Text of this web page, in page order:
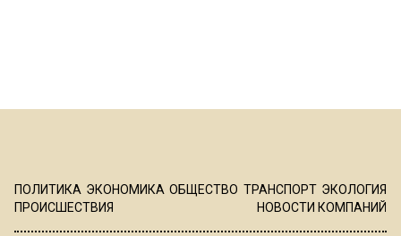
ПОЛИТИКА ЭКОНОМИКА ОБЩЕСТВО ТРАНСПОРТ ЭКОЛОГИЯ
ПРОИСШЕСТВИЯ
НОВОСТИ КОМПАНИЙ